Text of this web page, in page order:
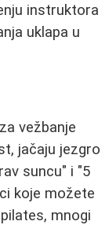
instruktora
uklapa u
vežbanje
jačaju jezgro
suncu" i "5
koje možete
mnogi